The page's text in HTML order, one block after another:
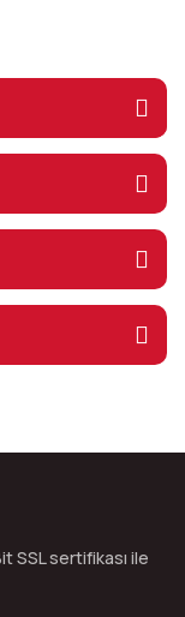
SSL sertifikası ile